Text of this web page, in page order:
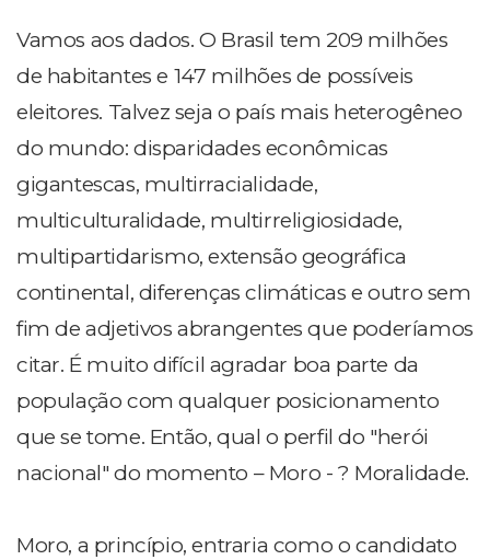
Vamos aos dados. O Brasil tem 209 milhões
de habitantes e 147 milhões de possíveis
eleitores. Talvez seja o país mais heterogêneo
do mundo: disparidades econômicas
gigantescas, multirracialidade,
multiculturalidade, multirreligiosidade,
multipartidarismo, extensão geográfica
continental, diferenças climáticas e outro sem
fim de adjetivos abrangentes que poderíamos
citar. É muito difícil agradar boa parte da
população com qualquer posicionamento
que se tome. Então, qual o perfil do "herói
nacional" do momento – Moro - ? Moralidade.
Moro, a princípio, entraria como o candidato